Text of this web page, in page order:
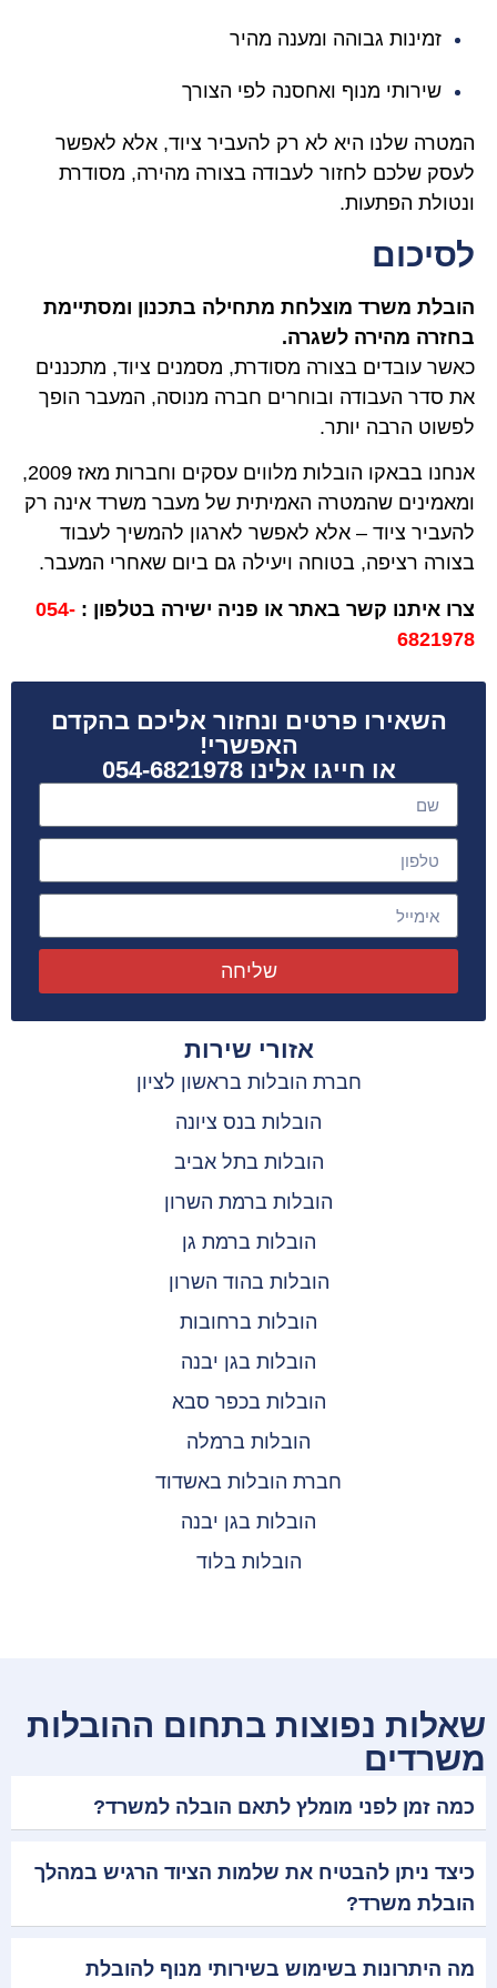
השאירו פרטים ונחזור אליכם בהקדם
האפשרי!
או חייגו אלינו 054-6821978
שליחה
אזורי שירות
חברת הובלות בראשון לציון
הובלות בנס ציונה
הובלות בתל אביב
הובלות ברמת השרון
הובלות ברמת גן
הובלות בהוד השרון
הובלות ברחובות
הובלות בגן יבנה
הובלות בכפר סבא
הובלות ברמלה
חברת הובלות באשדוד
הובלות בגן יבנה
הובלות בלוד
זמינות גבוהה ומענה מהיר
שירותי מנוף ואחסנה לפי הצורך
המטרה שלנו היא לא רק להעביר ציוד, אלא לאפשר
לעסק שלכם לחזור לעבודה בצורה מהירה, מסודרת
ונטולת הפתעות.
לסיכום
הובלת משרד מוצלחת מתחילה בתכנון ומסתיימת
בחזרה מהירה לשגרה.
כאשר עובדים בצורה מסודרת, מסמנים ציוד, מתכננים
את סדר העבודה ובוחרים חברה מנוסה, המעבר הופך
לפשוט הרבה יותר.
אנחנו בבאקו הובלות מלווים עסקים וחברות מאז 2009,
ומאמינים שהמטרה האמיתית של מעבר משרד אינה רק
להעביר ציוד – אלא לאפשר לארגון להמשיך לעבוד
בצורה רציפה, בטוחה ויעילה גם ביום שאחרי המעבר.
צרו איתנו קשר באתר או פניה ישירה בטלפון : 054-
6821978
שאלות נפוצות בתחום ההובלות
משרדים
כמה זמן לפני מומלץ לתאם הובלה למשרד?
כיצד ניתן להבטיח את שלמות הציוד הרגיש במהלך
הובלת משרד?
מה היתרונות בשימוש בשירותי מנוף להובלת